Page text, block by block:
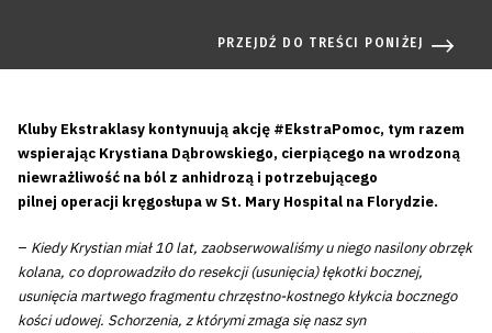
PRZEJDŹ DO TREŚCI PONIŻEJ
Kluby Ekstraklasy kontynuują akcję #EkstraPomoc, tym razem
wspierając Krystiana Dąbrowskiego, cierpiącego na wrodzoną
niewrażliwość na ból z anhidrozą i potrzebującego
pilnej operacji kręgosłupa w St. Mary Hospital na Florydzie.
– Kiedy Krystian miał 10 lat, zaobserwowaliśmy u niego nasilony obrzęk
kolana, co doprowadziło do resekcji (usunięcia) łękotki bocznej,
usunięcia martwego fragmentu chrzęstno-kostnego kłykcia bocznego
kości udowej. Schorzenia, z którymi zmaga się nasz syn